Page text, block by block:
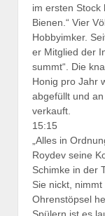
im ersten Stock
Bienen.“ Vier
Hobbyimker.
er Mitglied der
summt“. Die
Honig pro Jahr
abgefüllt und
verkauft.
15:15
„Alles in
Roydev seine
Schimke in der
Sie nickt, nimmt
Ohrenstöpsel